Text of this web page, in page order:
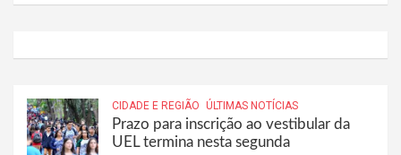
CIDADE E REGIÃO ÚLTIMAS NOTÍCIAS
Prazo para inscrição ao vestibular da
UEL termina nesta segunda